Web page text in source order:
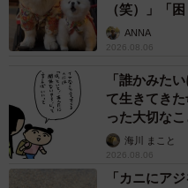
洗濯日和ニャ
◇ ◇
◆たいが＆とわメモ
（笑）」「
ANNA
2026.08.06
「誰かみた
て生きてき
った大切なこ
海川 まこと
2026.08.06
「カニにア